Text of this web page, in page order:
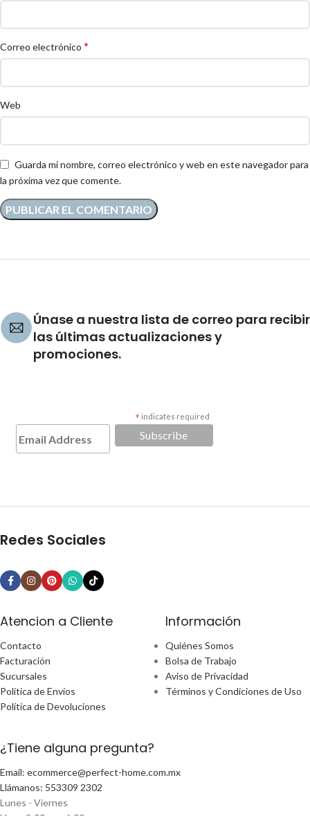
Correo electrónico *
Web
Guarda mi nombre, correo electrónico y web en este navegador para
la próxima vez que comente.
Únase a nuestra lista de correo para recibir
las últimas actualizaciones y
promociones.
* indicates required
Redes Sociales
Atencion a Cliente
Contacto
Facturación
Sucursales
Política de Envíos
Política de Devoluciones
Información
Quiénes Somos
Bolsa de Trabajo
Aviso de Privacidad
Términos y Condiciones de Uso
¿Tiene alguna pregunta?
Email: ecommerce@perfect-home.com.mx
Llámanos: 553309 2302
Lunes - Viernes